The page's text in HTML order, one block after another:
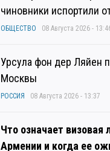
чиновники испортили
ОБЩЕСТВО 08 Августа 2026 -
Урсула фон дер Ляйен
Москвы
РОССИЯ 08 Августа 2026 - 13:37
Что означает визовая
Армении и когда ее